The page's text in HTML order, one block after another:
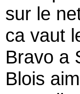
sur le
ca vaut
Bravo a
Blois